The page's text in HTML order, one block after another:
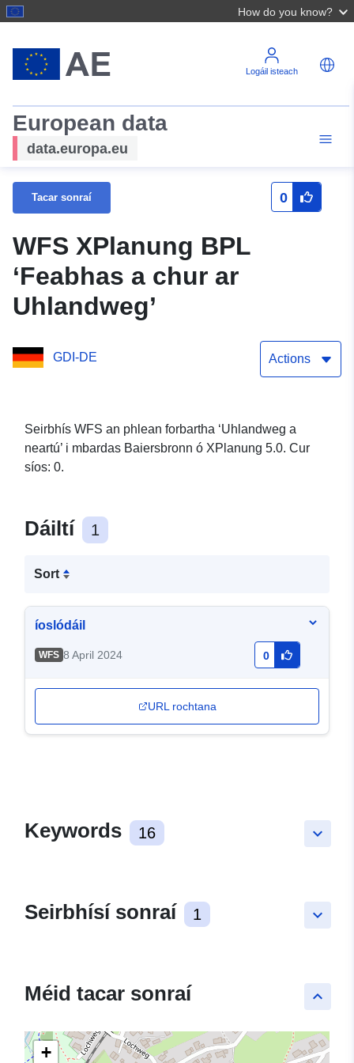
How do you know?
Logáil isteach
European data
data.europa.eu
Tacar sonraí 0
WFS XPlanung BPL
‘Feabhas a chur ar
Uhlandweg’
GDI-DE Actions
Seirbhís WFS an phlean forbartha ‘Uhlandweg a
neartú’ i mbardas Baiersbronn ó XPlanung 5.0. Cur
síos: 0.
Dáiltí 1
Sort
íoslódáil
WFS 8 April 2024 0
URL rochtana
keyboard_arrow_down
Keywords 16
keyboard_arrow_down
Seirbhísí sonraí 1
keyboard_arrow_up
Méid tacar sonraí
+